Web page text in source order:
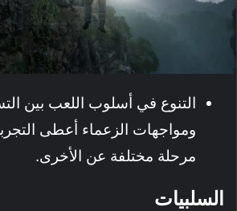
التنوع في أسلوب اللعب بين
ومواجهات الزعماء أعطى
مرحلة مختلفة عن الأخرى.
السلبيات